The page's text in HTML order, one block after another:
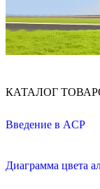
КАТАЛОГ
Введение в ACP
Диаграмма цвета